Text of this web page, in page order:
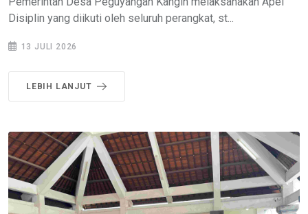
Disiplin yang diikuti oleh seluruh perangkat, st...
13 JULI 2026
LEBIH LANJUT